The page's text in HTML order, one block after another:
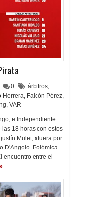
0 árbitros,
Herrera, Falcón Pérez,
, VAR
e Independiente
18 horas con estos
Mulet, afuera por
D'Angelo. Polémica
encuentro entre el